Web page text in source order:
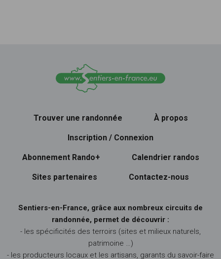
Trouver une randonnée À propos
Inscription / Connexion
Abonnement Rando+ Calendrier randos
Sites partenaires Contactez-nous
Sentiers-en-France, grâce aux nombreux circuits de
randonnée, permet de découvrir :
- les spécificités des terroirs (sites et milieux naturels,
patrimoine …)
- les producteurs locaux et les artisans, garants du savoir-faire